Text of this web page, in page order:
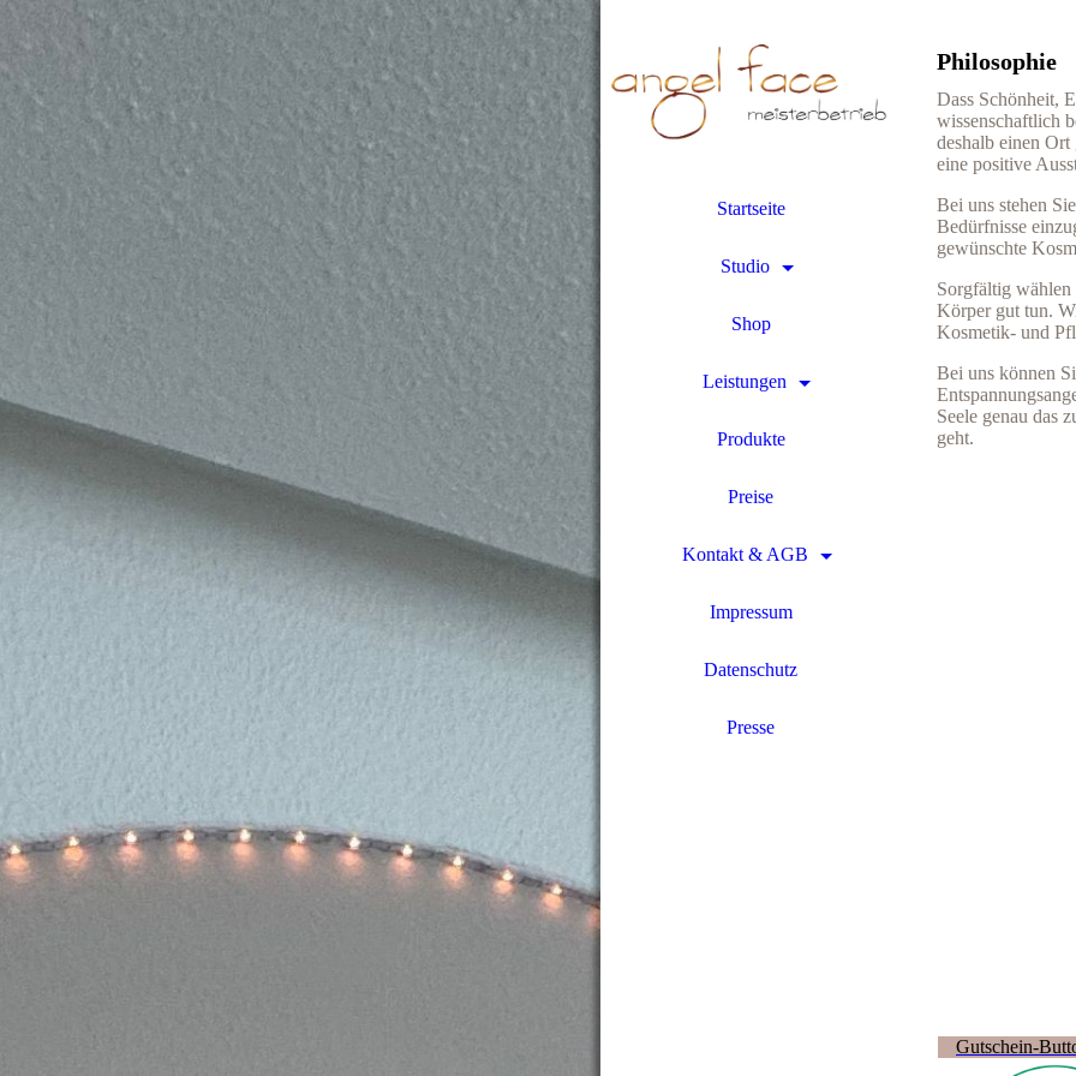
Startseite
Studio
Shop
Leistungen
Produkte
Preise
Kontakt & AGB
Impressum
Datenschutz
Presse
Philosophie
Dass Schönheit,
wissenschaftlich
deshalb einen
eine positive
Bei uns stehen
Bedürfnisse
gewünschte
Sorgfältig
Körper gut tun.
Kosmetik- und
Bei uns können
Seele genau das
geht.
Gutschein-